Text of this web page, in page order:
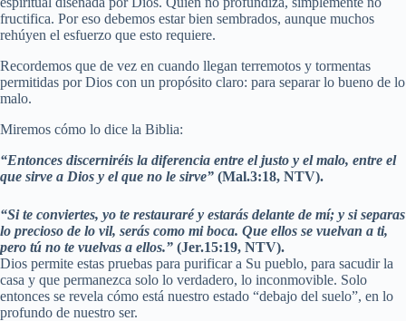
fructifica. Por eso debemos estar bien sembrados, aunque muchos
rehúyen el esfuerzo que esto requiere.
Recordemos que de vez en cuando llegan terremotos y tormentas
permitidas por Dios con un propósito claro: para separar lo bueno de lo
malo.
Miremos cómo lo dice la Biblia:
“Entonces discerniréis la diferencia entre el justo y el malo, entre el
que sirve a Dios y el que no le sirve” (Mal.3:18, NTV).
“Si te conviertes, yo te restauraré y estarás delante de mí; y si separas
lo precioso de lo vil, serás como mi boca. Que ellos se vuelvan a ti,
pero tú no te vuelvas a ellos.” (Jer.15:19, NTV).
Dios permite estas pruebas para purificar a Su pueblo, para sacudir la
casa y que permanezca solo lo verdadero, lo inconmovible. Solo
entonces se revela cómo está nuestro estado “debajo del suelo”, en lo
profundo de nuestro ser.